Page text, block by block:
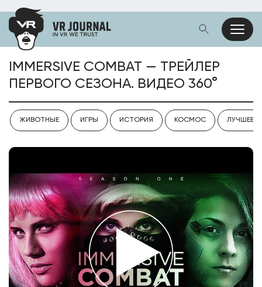
IMMERSIVE COMBAT — ТРЕЙЛЕР
ПЕРВОГО СЕЗОНА. ВИДЕО 360°
ЖИВОТНЫЕ ИГРЫ ИСТОРИЯ КОСМОС ЛУЧШЕЕ